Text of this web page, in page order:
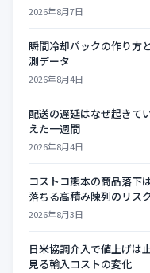
2026年8月7日
瞬間冷却パックの作り方
測データ
2026年8月4日
配送の遅延はなぜ起きて
えた一週間
2026年8月4日
コストコ熊本の商品落下
落ちる高積み陳列のリス
2026年8月3日
日米協調介入で値上げは
見る輸入コストの変化